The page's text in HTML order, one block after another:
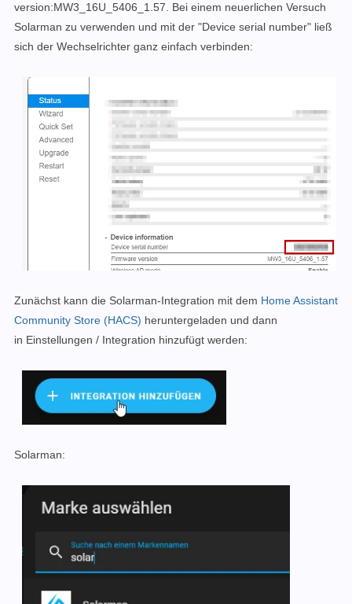
version:MW3_16U_5406_1.57. Bei einem neuerlichen Versuch
Solarman zu verwenden und mit der "Device serial number" ließ
sich der Wechselrichter ganz einfach verbinden:
Zunächst kann die Solarman-Integration mit dem Home Assistant
Community Store (HACS) heruntergeladen und dann
in Einstellungen / Integration hinzufügt werden:
Solarman: